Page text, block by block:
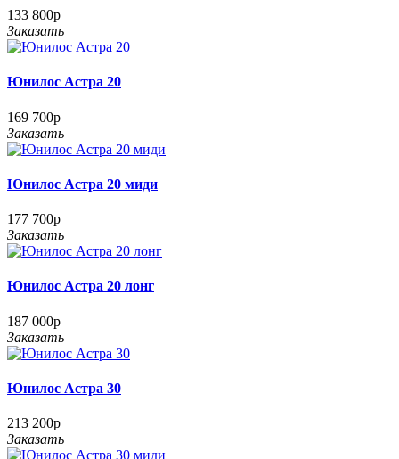
133 800р
Заказать
Юнилос Астра 20
169 700р
Заказать
Юнилос Астра 20 миди
177 700р
Заказать
Юнилос Астра 20 лонг
187 000р
Заказать
Юнилос Астра 30
213 200р
Заказать